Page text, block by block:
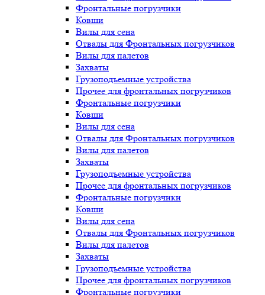
Фронтальные погрузчики
Ковши
Вилы для сена
Отвалы для Фронтальных погрузчиков
Вилы для палетов
Захваты
Грузоподъемные устройства
Прочее для фронтальных погрузчиков
Фронтальные погрузчики
Ковши
Вилы для сена
Отвалы для Фронтальных погрузчиков
Вилы для палетов
Захваты
Грузоподъемные устройства
Прочее для фронтальных погрузчиков
Фронтальные погрузчики
Ковши
Вилы для сена
Отвалы для Фронтальных погрузчиков
Вилы для палетов
Захваты
Грузоподъемные устройства
Прочее для фронтальных погрузчиков
Фронтальные погрузчики